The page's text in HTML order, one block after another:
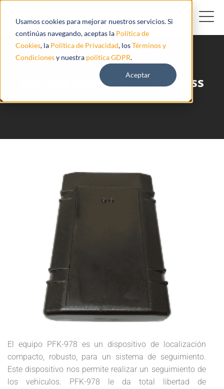
Usamos cookies para mejorar nuestros servicios. Si
continúas navegando, aceptas la Política de
Cookies, la Política de Privacidad, losTérminos y
Condicionesy nuestra politica GDPR.
Aceptar
PFK 978 Smart-Surv-Wireless
El equipo PFK-978 es un dispositivo de localización
compacto, robusto, para un sistema de seguimiento.
Este dispositivo nos permite realizar un seguimiento de
los vehículos. PFK-978 le da total libertad de